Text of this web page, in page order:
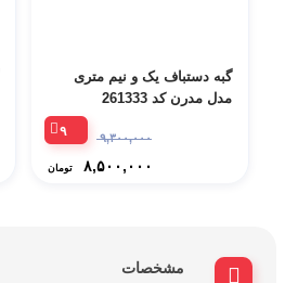
گبه دستباف یک و نیم متری
مدل مدرن کد 261333
۹,۳۰۰,۰۰۰
۸,۵۰۰,۰۰۰ تومان
۹
مشخصات